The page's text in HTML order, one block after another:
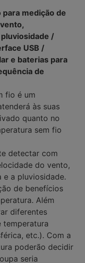
medição de
/
USB /
e baterias para
de
fio é um
às suas
quanto no
sem fio
detectar com
do vento,
e a pluviosidade.
de benefícios
Além
diferentes
temperatura
etc.). Com a
poderão decidir
seria